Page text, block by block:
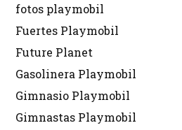
fotos playmobil
Fuertes Playmobil
Future Planet
Gasolinera Playmobil
Gimnasio Playmobil
Gimnastas Playmobil